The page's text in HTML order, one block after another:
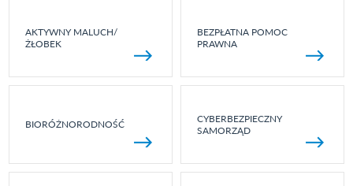
AKTYWNY MALUCH/
ŻŁOBEK
BEZPŁATNA POMOC
PRAWNA
BIORÓŻNORODNOŚĆ
CYBERBEZPIECZNY
SAMORZĄD